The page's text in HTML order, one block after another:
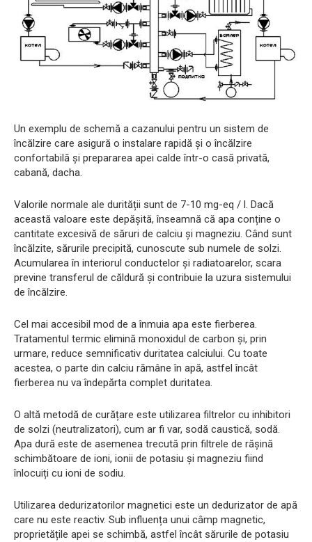
Un exemplu de schemă a cazanului pentru un sistem de
încălzire care asigură o instalare rapidă și o încălzire
confortabilă și prepararea apei calde într-o casă privată,
cabană, dacha.
Valorile normale ale durității sunt de 7-10 mg-eq / l. Dacă
această valoare este depășită, înseamnă că apa conține o
cantitate excesivă de săruri de calciu și magneziu. Când sunt
încălzite, sărurile precipită, cunoscute sub numele de solzi.
Acumularea în interiorul conductelor și radiatoarelor, scara
previne transferul de căldură și contribuie la uzura sistemului
de încălzire.
Cel mai accesibil mod de a înmuia apa este fierberea.
Tratamentul termic elimină monoxidul de carbon și, prin
urmare, reduce semnificativ duritatea calciului. Cu toate
acestea, o parte din calciu rămâne în apă, astfel încât
fierberea nu va îndepărta complet duritatea.
O altă metodă de curățare este utilizarea filtrelor cu inhibitori
de solzi (neutralizatori), cum ar fi var, sodă caustică, sodă.
Apa dură este de asemenea trecută prin filtrele de rășină
schimbătoare de ioni, ionii de potasiu și magneziu fiind
înlocuiți cu ioni de sodiu.
Utilizarea dedurizatorilor magnetici este un dedurizator de apă
care nu este reactiv. Sub influența unui câmp magnetic,
proprietățile apei se schimbă, astfel încât sărurile de potasiu